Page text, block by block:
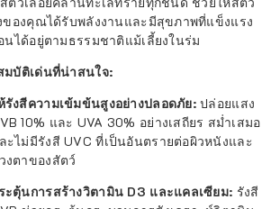
ของคุณได้รับพลังงานและมีสุขภาพที่แข็งแรง
นได้อยู่ตามธรรมชาติแม้เลี้ยงในร่ม
บัติเด่นที่น่าสนใจ:
รังสีความเข้มข้นสูงอย่างปลอดภัย:ปล่อยแสง
10% และ UVA 30% อย่างเสถียร สม่ำเสมอ
ะไม่มีรังสี UVC ที่เป็นอันตรายต่อผิวหนังและ
งตาของสัตว์
ะตุ้นการสร้างวิตามิน D3 และแคลเซียม: รังสี